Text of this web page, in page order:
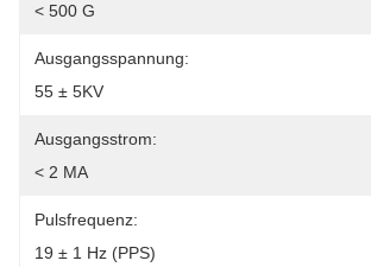
< 500 G
Ausgangsspannung:
55 ± 5KV
Ausgangsstrom:
< 2 MA
Pulsfrequenz:
19 ± 1 Hz (PPS)